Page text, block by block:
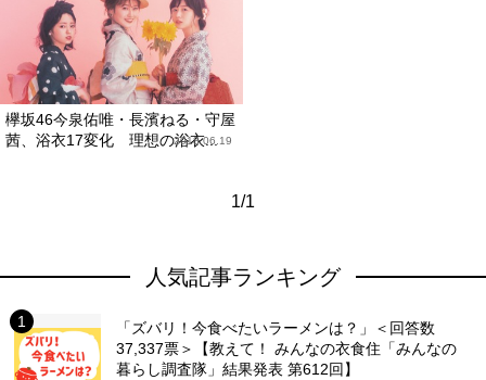
欅坂46今泉佑唯・長濱ねる・守屋
茜、浴衣17変化 理想の浴衣...
2018.06.19
1/1
人気記事ランキング
「ズバリ！今食べたいラーメンは？」＜回答数
37,337票＞【教えて！ みんなの衣食住「みんなの
暮らし調査隊」結果発表 第612回】